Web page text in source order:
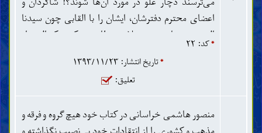
پیروی ظن باز داشته، حال آنکه خودش از ظن که چی
حتی از خیال پیروی می‌کند. مهدی را درست آگاه نیست
که متولّد شده یا نه، ولی مطمئناً برای ظهور خیالی‌اش
زمینه‌سازی می‌کند! ۶ . تا زمانی برای حکومت مهدی
زمینه‌سازی نشود، او ظهور نمی‌کند، حال آنکه این
خودش آن قدر بی‌مفهوم است که به هیچ عنوان نمیشه
توجیه‌اش کرد! این ها مشت نمونه خروار است! خطی از
کتابش را ندیدم که با خط دیگری در تناقض نباشد! به
اعضای محترم دفترشان، ایشان را با القابی چون سیدنا
المنصور و یا حضرت علامه خطاب می‌کنند که البته از
روی احترام است و بحثی در مورد آن نیست. سؤال این
است که ایشان چرا اهل بیت را این گونه خطاب نمی‌کنند
مثلاً سیدنا امام علی علیه السلام، سیدنا امام حسن علیه
مهدی علیه السلام و ... در هر صورت سلام دادن بر اهل
*کد: ۲۲
*تاریخ انتشار: ۱۳۹۳/۱۱/۲۳
تعلیق:
منصور هاشمی خراسانی در کتاب خود هیچ گروه و فرقه و